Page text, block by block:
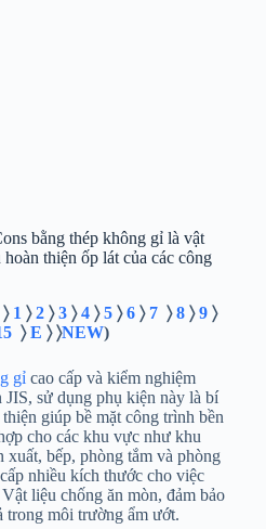
bằng thép không gỉ là vật
thiện ốp lát của các công
1 〉2〉3〉4〉5〉6〉7〉8〉9〉
〉E 〉 〉NEW)
gỉ cao cấp và kiểm nghiệm
JIS, sử dụng phụ kiện này là bí
giúp bề mặt công trình bền
cho các khu vực như khu
bếp, phòng tắm và phòng
nhiều kích thước cho việc
liệu chống ăn mòn, đảm bảo
trong môi trường ẩm ướt.